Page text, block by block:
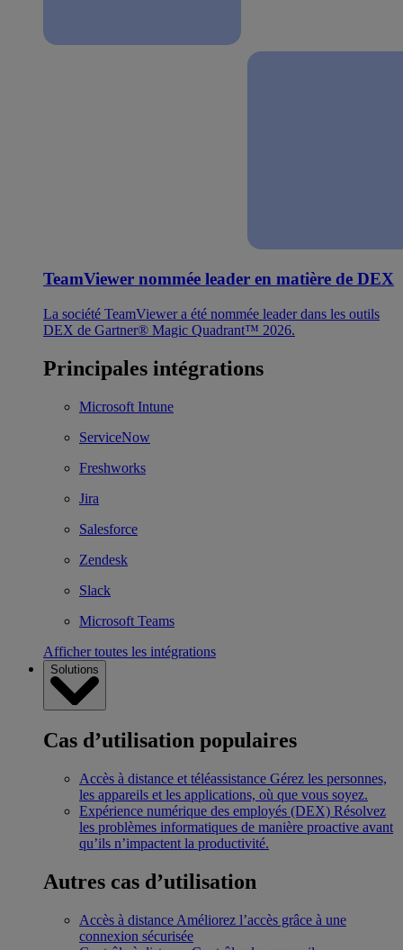
TeamViewer nommée leader en matière de DEX
La société TeamViewer a été nommée leader dans les outils
DEX de Gartner® Magic Quadrant™ 2026.
Principales intégrations
Microsoft Intune
ServiceNow
Freshworks
Jira
Salesforce
Zendesk
Slack
Microsoft Teams
Afficher toutes les intégrations
Solutions
Cas d’utilisation populaires
Accès à distance et téléassistance Gérez les personnes,
les appareils et les applications, où que vous soyez.
Expérience numérique des employés (DEX) Résolvez
les problèmes informatiques de manière proactive avant
qu’ils n’impactent la productivité.
Autres cas d’utilisation
Accès à distance Améliorez l’accès grâce à une
connexion sécurisée